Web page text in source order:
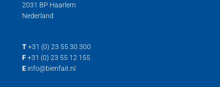
2031 BP Haarlem
Nederland
T +31 (0) 23 55 30 300
F +31 (0) 23 55 12 155
E info@bienfait.nl